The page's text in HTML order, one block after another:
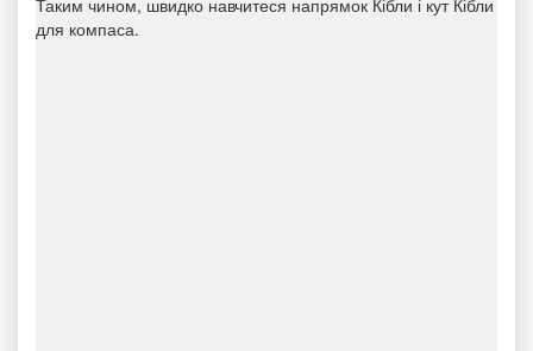
Таким чином, швидко навчитеся напрямок Кібли і кут Кібли
для компаса.